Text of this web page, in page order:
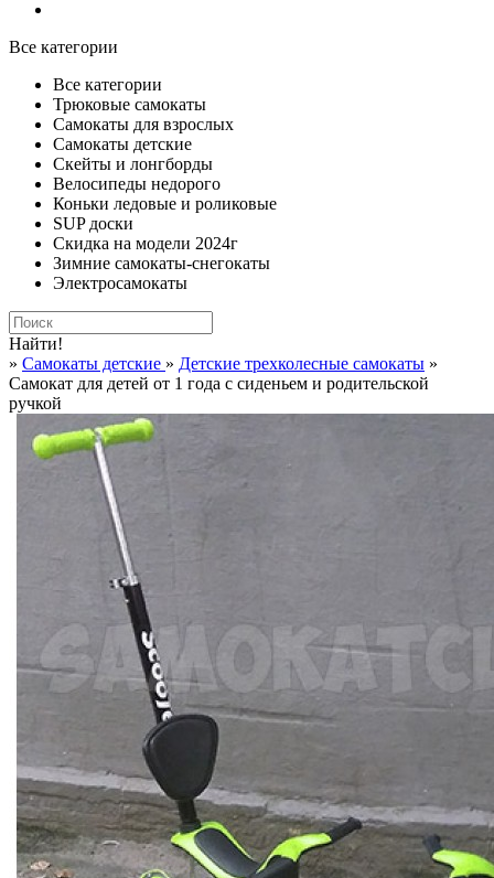
Все категории
Все категории
Трюковые самокаты
Самокаты для взрослых
Самокаты детские
Cкейты и лонгборды
Велосипеды недорого
Коньки ледовые и роликовые
SUP доски
Скидка на модели 2024г
Зимние самокаты-снегокаты
Электросамокаты
Найти!
» Самокаты детские » Детские трехколесные самокаты »
Самокат для детей от 1 года с сиденьем и родительской
ручкой